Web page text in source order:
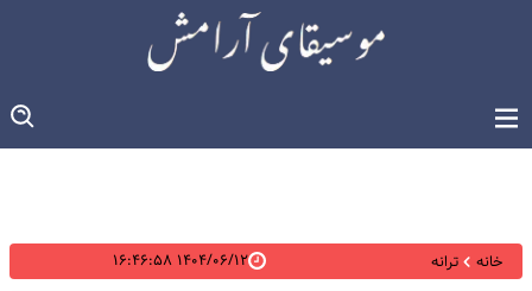
خانه ترانه ۱۴۰۴/۰۶/۱۲ ۱۶:۴۶:۵۸